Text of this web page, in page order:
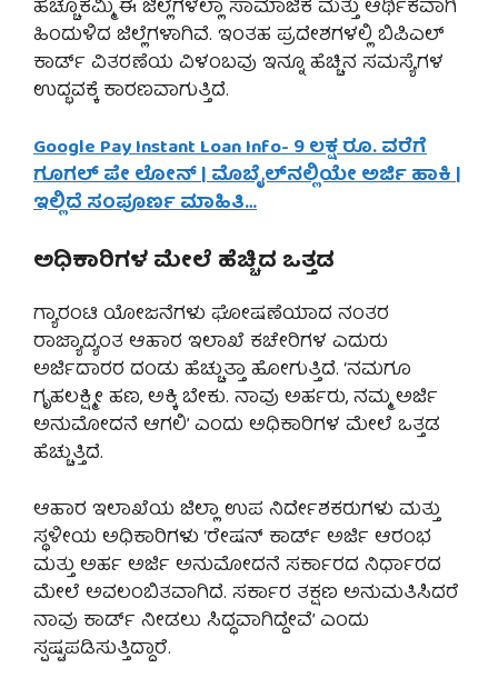
ಹೆಚ್ಚೂಕಮ್ಮಿ ಈ ಜಿಲ್ಲೆಗಳೆಲ್ಲಾ ಸಾಮಾಜಿಕ ಮತ್ತು ಆರ್ಥಿಕವಾಗಿ
ಹಿಂದುಳಿದ ಜಿಲ್ಲೆಗಳಾಗಿವೆ. ಇಂತಹ ಪ್ರದೇಶಗಳಲ್ಲಿ ಬಿಪಿಎಲ್
ಕಾರ್ಡ್ ವಿತರಣೆಯ ವಿಳಂಬವು ಇನ್ನೂ ಹೆಚ್ಚಿನ ಸಮಸ್ಯೆಗಳ
ಉದ್ಭವಕ್ಕೆ ಕಾರಣವಾಗುತ್ತಿದೆ.
Google Pay Instant Loan Info- 9 ಲಕ್ಷ ರೂ. ವರೆಗೆ
ಗೂಗಲ್ ಪೇ ಲೋನ್ | ಮೊಬೈಲ್‌ನಲ್ಲಿಯೇ ಅರ್ಜಿ ಹಾಕಿ |
ಇಲ್ಲಿದೆ ಸಂಪೂರ್ಣ ಮಾಹಿತಿ…
ಅಧಿಕಾರಿಗಳ ಮೇಲೆ ಹೆಚ್ಚಿದ ಒತ್ತಡ
ಗ್ಯಾರಂಟಿ ಯೋಜನೆಗಳು ಘೋಷಣೆಯಾದ ನಂತರ
ರಾಜ್ಯಾದ್ಯಂತ ಆಹಾರ ಇಲಾಖೆ ಕಚೇರಿಗಳ ಎದುರು
ಅರ್ಜಿದಾರರ ದಂಡು ಹೆಚ್ಚುತ್ತಾ ಹೋಗುತ್ತಿದೆ. ‘ನಮಗೂ
ಗೃಹಲಕ್ಷ್ಮೀ ಹಣ, ಅಕ್ಕಿ ಬೇಕು. ನಾವು ಅರ್ಹರು, ನಮ್ಮ ಅರ್ಜಿ
ಅನುಮೋದನೆ ಆಗಲಿ’ ಎಂದು ಅಧಿಕಾರಿಗಳ ಮೇಲೆ ಒತ್ತಡ
ಹೆಚ್ಚುತ್ತಿದೆ.
ಆಹಾರ ಇಲಾಖೆಯ ಜಿಲ್ಲಾ ಉಪ ನಿರ್ದೇಶಕರುಗಳು ಮತ್ತು
ಸ್ಥಳೀಯ ಅಧಿಕಾರಿಗಳು ‘ರೇಷನ್ ಕಾರ್ಡ್ ಅರ್ಜಿ ಆರಂಭ
ಮತ್ತು ಅರ್ಹ ಅರ್ಜಿ ಅನುಮೋದನೆ ಸರ್ಕಾರದ ನಿರ್ಧಾರದ
ಮೇಲೆ ಅವಲಂಬಿತವಾಗಿದೆ. ಸರ್ಕಾರ ತಕ್ಷಣ ಅನುಮತಿಸಿದರೆ
ನಾವು ಕಾರ್ಡ್ ನೀಡಲು ಸಿದ್ಧವಾಗಿದ್ದೇವೆ’ ಎಂದು
ಸ್ಪಷ್ಟಪಡಿಸುತ್ತಿದ್ದಾರೆ.